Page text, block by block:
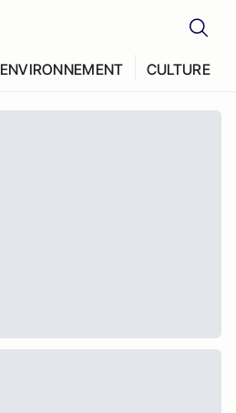
ENVIRONNEMENT CULTURE